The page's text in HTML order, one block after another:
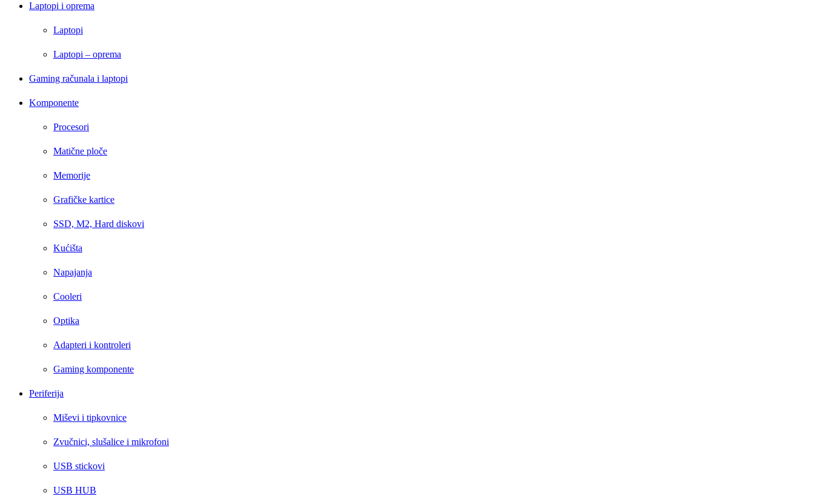
Laptopi i oprema
Laptopi
Laptopi – oprema
Gaming računala i laptopi
Komponente
Procesori
Matične ploče
Memorije
Grafičke kartice
SSD, M2, Hard diskovi
Kućišta
Napajanja
Cooleri
Optika
Adapteri i kontroleri
Gaming komponente
Periferija
Miševi i tipkovnice
Zvučnici, slušalice i mikrofoni
USB stickovi
USB HUB